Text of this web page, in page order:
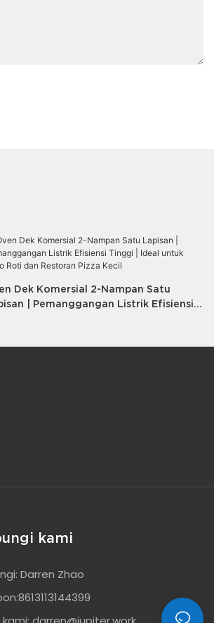
Dek Komersial 2-Nampan Satu
| Pemanggangan Listrik Efisiensi
kami
Darren Zhao